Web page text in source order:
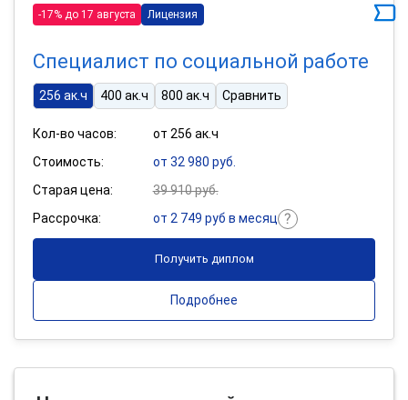
-17% до 17 августа Лицензия
Специалист по социальной работе
256 ак.ч 400 ак.ч 800 ак.ч Сравнить
Кол-во часов:
от 256 ак.ч
Стоимость:
от 32 980 руб.
Старая цена:
39 910 руб.
Рассрочка:
от 2 749 руб в месяц
Получить диплом
Подробнее